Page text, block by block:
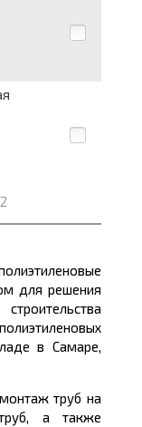
для решения
в Самаре,
труб на
а также